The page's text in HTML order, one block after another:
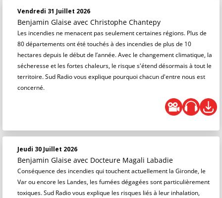
Vendredi 31 Juillet 2026
Benjamin Glaise avec Christophe Chantepy
Les incendies ne menacent pas seulement certaines régions. Plus de
80 départements ont été touchés à des incendies de plus de 10
hectares depuis le début de l’année. Avec le changement climatique, la
sécheresse et les fortes chaleurs, le risque s'étend désormais à tout le
territoire. Sud Radio vous explique pourquoi chacun d'entre nous est
concerné.
Jeudi 30 Juillet 2026
Benjamin Glaise avec Docteure Magali Labadie
Conséquence des incendies qui touchent actuellement la Gironde, le
Var ou encore les Landes, les fumées dégagées sont particulièrement
toxiques. Sud Radio vous explique les risques liés à leur inhalation,